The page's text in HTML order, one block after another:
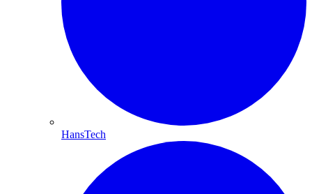
HansTech